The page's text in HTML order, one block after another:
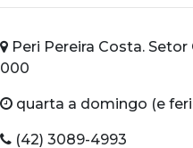
Peri Pereira Costa.
000
quarta a domingo (e
(42) 3089-4993